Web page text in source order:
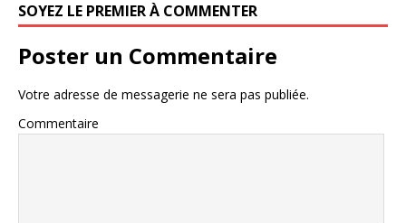
SOYEZ LE PREMIER À COMMENTER
Poster un Commentaire
Votre adresse de messagerie ne sera pas publiée.
Commentaire